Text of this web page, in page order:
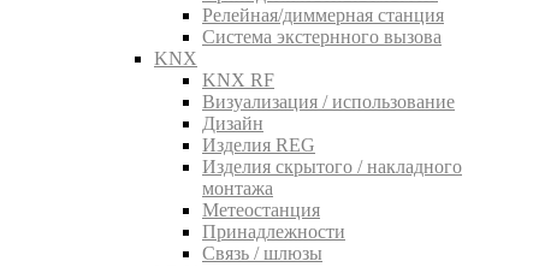
Релейная/диммерная станция
Система экстернного вызова
KNX
KNX RF
Визуализация / использование
Дизайн
Изделия REG
Изделия скрытого / накладного
монтажа
Метеостанция
Принадлежности
Связь / шлюзы